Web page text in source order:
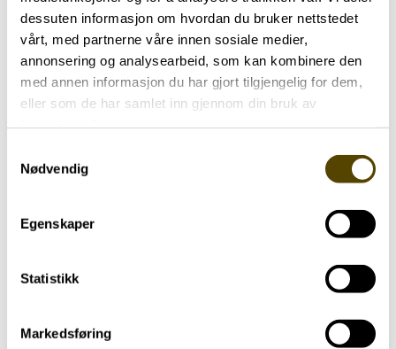
dessuten informasjon om hvordan du bruker nettstedet
vårt, med partnerne våre innen sosiale medier,
annonsering og analysearbeid, som kan kombinere den
med annen informasjon du har gjort tilgjengelig for dem,
eller som de har samlet inn gjennom din bruk av
Nødvendig
Egenskaper
Statistikk
Markedsføring
lignende arrangementer som ble holdt rundt om i
landet.
Les mer om kliniske studier på nettsiden til
Legemiddelindustrien (LMI)
Les mer om kliniske studier på nettsiden til
NorTrials